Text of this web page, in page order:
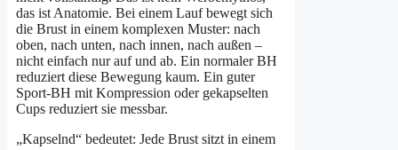
das ist Anatomie. Bei einem Lauf bewegt sich
die Brust in einem komplexen Muster: nach
oben, nach unten, nach innen, nach außen –
nicht einfach nur auf und ab. Ein normaler BH
reduziert diese Bewegung kaum. Ein guter
Sport-BH mit Kompression oder gekapselten
Cups reduziert sie messbar.
„Kapselnd“ bedeutet: Jede Brust sitzt in einem